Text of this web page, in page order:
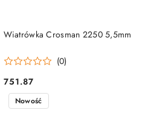
Wiatrówka Crosman 2250 5,5mm
(0)
Cena:
751.87
DO KOSZYKA
Nowość